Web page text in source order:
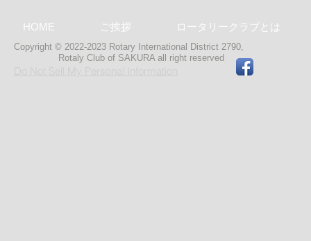
HOME ご挨拶 ロータリークラブとは
Copyright © 2022-2023 Rotary International District 2790,
Rotaly Club of SAKURA all right reserved